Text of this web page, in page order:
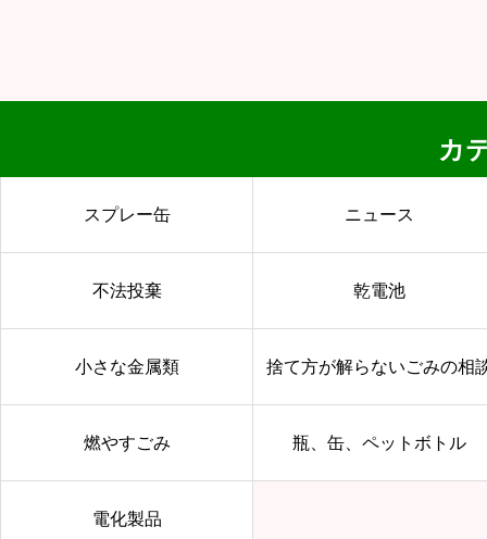
カ
スプレー缶 ニュース
不法投棄 乾電池
小さな金属類 捨て方が解らないごみの相
燃やすごみ 瓶、缶、ペットボトル
電化製品